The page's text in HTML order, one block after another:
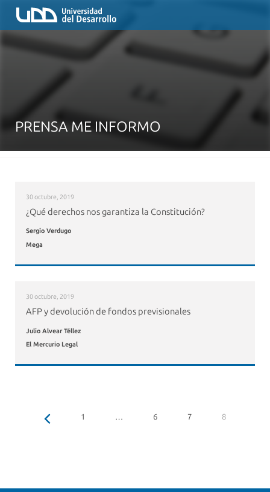
PRENSA ME INFORMO
30 octubre, 2019
¿Qué derechos nos garantiza la Constitución?
Sergio Verdugo
Mega
30 octubre, 2019
AFP y devolución de fondos previsionales
Julio Alvear Téllez
El Mercurio Legal
1 … 6 7 8